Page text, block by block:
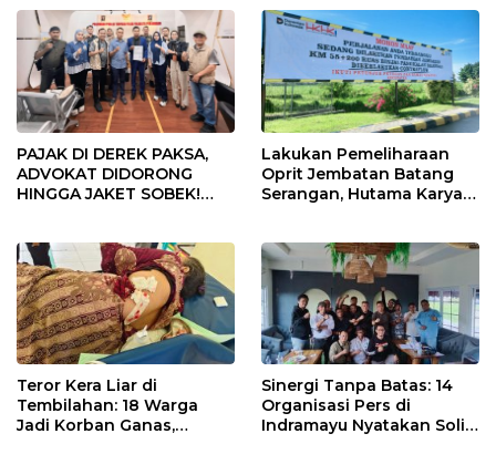
PAJAK DI DEREK PAKSA,
ADVOKAT DIDORONG
HINGGA JAKET SOBEK!
Pekanbaru!
Lakukan Pemeliharaan
Oprit Jembatan Batang
Serangan, Hutama Karya
Teror Kera Liar di
Tembilahan: 18 Warga
Jadi Korban Ganas,
Sinergi Tanpa Batas: 14
Organisasi Pers di
Indramayu Nyatakan Solid